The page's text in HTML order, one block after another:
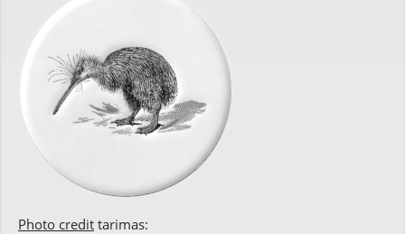
Photo credit tarimas: